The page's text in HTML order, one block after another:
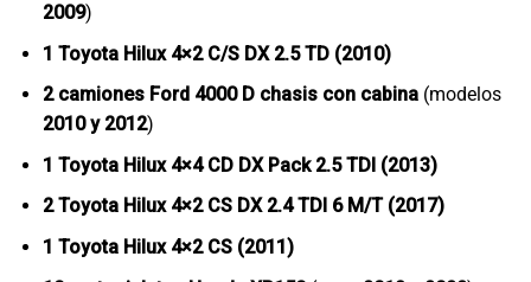
2009)
1 Toyota Hilux 4×2 C/S DX 2.5 TD (2010)
2 camiones Ford 4000 D chasis con cabina(modelos
2010 y 2012)
1 Toyota Hilux 4×4 CD DX Pack 2.5 TDI (2013)
2 Toyota Hilux 4×2 CS DX 2.4 TDI 6 M/T (2017)
1 Toyota Hilux 4×2 CS (2011)